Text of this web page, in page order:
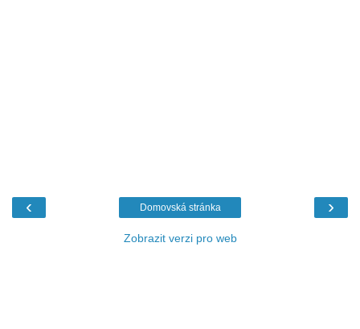
‹ ›
Domovská stránka
Zobrazit verzi pro web